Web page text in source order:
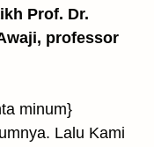
Prof. Dr.
professor
minum}
Lalu Kami